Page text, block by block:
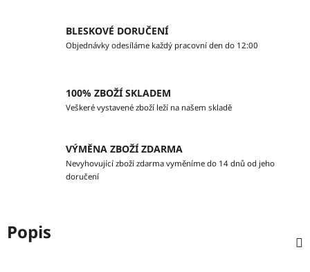
BLESKOVÉ DORUČENÍ
Objednávky odesíláme každý pracovní den do 12:00
100% ZBOŽÍ SKLADEM
Veškeré vystavené zboží leží na našem skladě
VÝMĚNA ZBOŽÍ ZDARMA
Nevyhovující zboží zdarma vyměníme do 14 dnů od jeho
doručení
Popis